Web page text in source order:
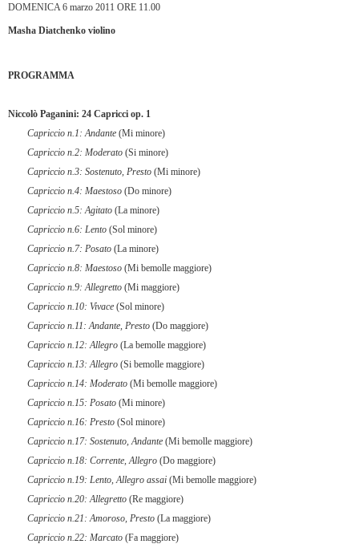
DOMENICA 6 marzo 2011 ORE 11.00
Masha Diatchenko violino
PROGRAMMA
Niccolò Paganini: 24 Capricci op. 1
Capriccio n.1: Andante (Mi minore)
Capriccio n.2: Moderato (Si minore)
Capriccio n.3: Sostenuto, Presto (Mi minore)
Capriccio n.4: Maestoso (Do minore)
Capriccio n.5: Agitato (La minore)
Capriccio n.6: Lento (Sol minore)
Capriccio n.7: Posato (La minore)
Capriccio n.8: Maestoso (Mi bemolle maggiore)
Capriccio n.9: Allegretto (Mi maggiore)
Capriccio n.10: Vivace (Sol minore)
Capriccio n.11: Andante, Presto (Do maggiore)
Capriccio n.12: Allegro (La bemolle maggiore)
Capriccio n.13: Allegro (Si bemolle maggiore)
Capriccio n.14: Moderato (Mi bemolle maggiore)
Capriccio n.15: Posato (Mi minore)
Capriccio n.16: Presto (Sol minore)
Capriccio n.17: Sostenuto, Andante (Mi bemolle maggiore)
Capriccio n.18: Corrente, Allegro (Do maggiore)
Capriccio n.19: Lento, Allegro assai (Mi bemolle maggiore)
Capriccio n.20: Allegretto (Re maggiore)
Capriccio n.21: Amoroso, Presto (La maggiore)
Capriccio n.22: Marcato (Fa maggiore)